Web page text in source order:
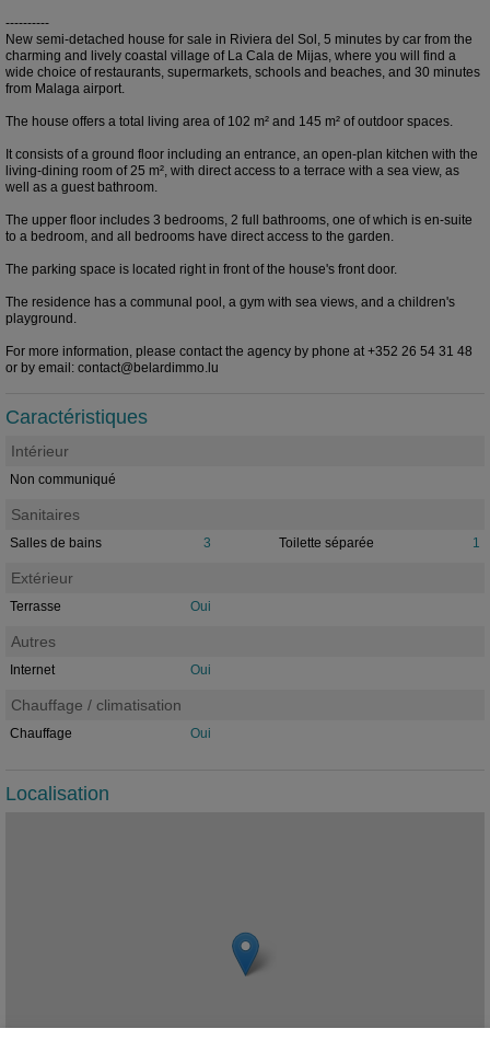
----------
New semi-detached house for sale in Riviera del Sol, 5 minutes by car from the
charming and lively coastal village of La Cala de Mijas, where you will find a
wide choice of restaurants, supermarkets, schools and beaches, and 30 minutes
from Malaga airport.
The house offers a total living area of 102 m² and 145 m² of outdoor spaces.
It consists of a ground floor including an entrance, an open-plan kitchen with the
living-dining room of 25 m², with direct access to a terrace with a sea view, as
well as a guest bathroom.
The upper floor includes 3 bedrooms, 2 full bathrooms, one of which is en-suite
to a bedroom, and all bedrooms have direct access to the garden.
The parking space is located right in front of the house's front door.
The residence has a communal pool, a gym with sea views, and a children's
playground.
For more information, please contact the agency by phone at +352 26 54 31 48
or by email: contact@belardimmo.lu
Caractéristiques
Intérieur
Non communiqué
Sanitaires
Salles de bains 3 Toilette séparée 1
Extérieur
Terrasse Oui
Autres
Internet Oui
Chauffage / climatisation
Chauffage Oui
Localisation